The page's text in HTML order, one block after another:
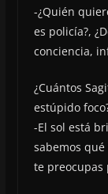
-¿Quién
es policía?,
conciencia,
¿Cuántos
estúpido
-El sol está
sabemos
te preocupas